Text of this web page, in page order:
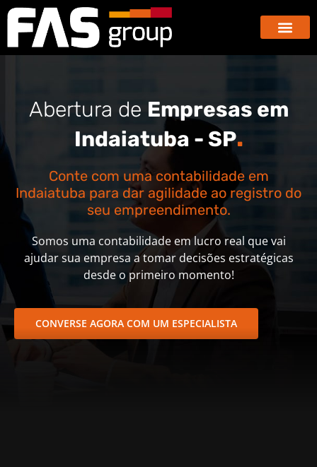
Abertura de Empresas em
Indaiatuba - SP.
Conte com uma contabilidade em
Indaiatuba para dar agilidade ao registro do
seu empreendimento.
Somos uma contabilidade em lucro real que vai
ajudar sua empresa a tomar decisões estratégicas
desde o primeiro momento!
CONVERSE AGORA COM UM ESPECIALISTA